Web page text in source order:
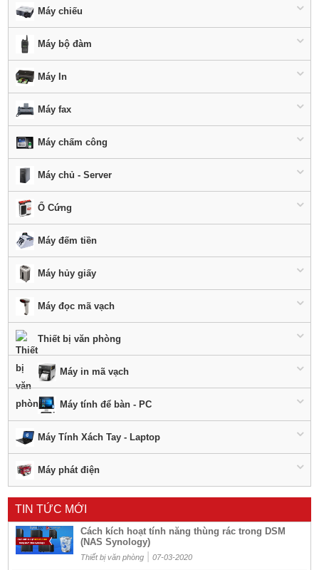
Máy chiếu
Máy bộ đàm
Máy In
Máy fax
Máy chấm công
Máy chủ - Server
Ổ Cứng
Máy đếm tiền
Máy hủy giấy
Máy đọc mã vạch
Thiết bị văn phòng
Máy in mã vạch
Máy tính để bàn - PC
Máy Tính Xách Tay - Laptop
Máy phát điện
TIN TỨC MỚI
Cách kích hoạt tính năng thùng rác trong DSM
(NAS Synology)
Thiết bị văn phòng| 07-03-2020